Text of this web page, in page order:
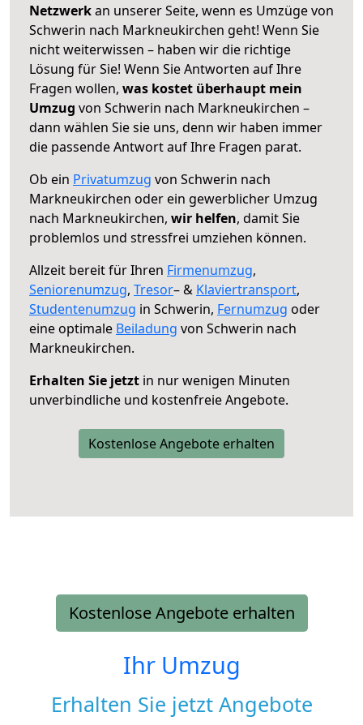
Netzwerkan unserer Seite, wenn es Umzüge von
Schwerin nach Markneukirchen geht! Wenn Sie
nicht weiterwissen – haben wir die richtige
Lösung für Sie! Wenn Sie Antworten auf Ihre
Fragen wollen, was kostet überhaupt mein
Umzug von Schwerin nach Markneukirchen –
dann wählen Sie sie uns, denn wir haben immer
die passende Antwort auf Ihre Fragen parat.
Ob ein Privatumzug von Schwerin nach
Markneukirchen oder ein gewerblicher Umzug
nach Markneukirchen, wir helfen, damit Sie
problemlos und stressfrei umziehen können.
Allzeit bereit für Ihren Firmenumzug,
Seniorenumzug, Tresor– & Klaviertransport,
Studentenumzug in Schwerin, Fernumzug oder
eine optimale Beiladung von Schwerin nach
Markneukirchen.
Erhalten Sie jetzt in nur wenigen Minuten
unverbindliche und kostenfreie Angebote.
Kostenlose Angebote erhalten
Kostenlose Angebote erhalten
Ihr Umzug
Erhalten Sie jetzt Angebote